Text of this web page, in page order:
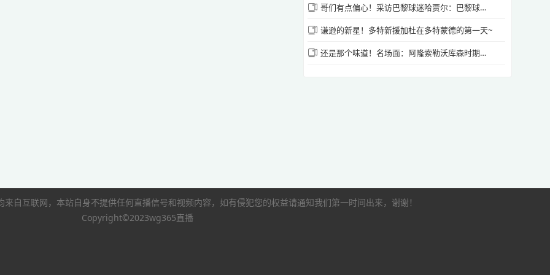
哥们有点偏心！采访巴黎球迷哈贾尔：巴黎球员和拜仁球员二选一！
谦逊的新星！多特新援加杜在多特蒙德的第一天~
还是那个味道！名场面：阿隆索勒沃库森时期为队员做球~
自互联网，本站自身不提供任何直播信号和视频内容，如有侵犯您的权益请通知我们第一时间出来，谢谢！
Copyright©2023wg365直播